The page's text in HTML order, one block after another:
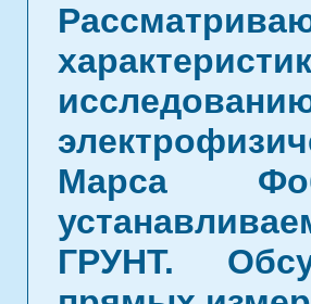
Марса
ГРУНТ.